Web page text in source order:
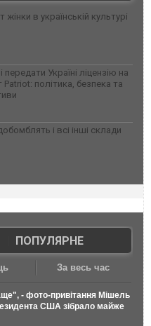
в українській культурі
Україні ліцензію на
політика, безпека та
і всі інші склади
ПОПУЛЯРНЕ
За весь час
- фото-привітання Мішель
США зібрало майже